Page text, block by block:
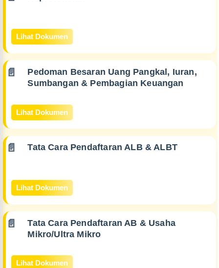
Lihat Dokumen
Pedoman Besaran Uang Pangkal, Iuran,
Sumbangan & Pembagian Keuangan
Lihat Dokumen
Tata Cara Pendaftaran ALB & ALBT
Lihat Dokumen
Tata Cara Pendaftaran AB & Usaha
Mikro/Ultra Mikro
Lihat Dokumen